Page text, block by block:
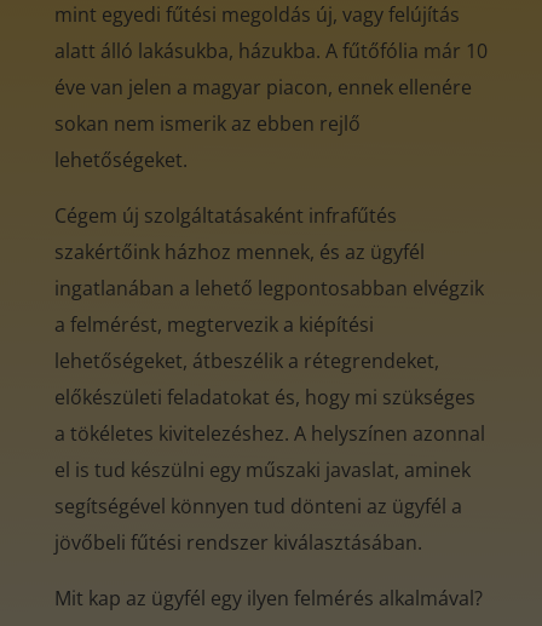
mint egyedi fűtési megoldás új, vagy felújítás
alatt álló lakásukba, házukba. A fűtőfólia már 10
éve van jelen a magyar piacon, ennek ellenére
sokan nem ismerik az ebben rejlő
lehetőségeket.
Cégem új szolgáltatásaként infrafűtés
szakértőink házhoz mennek, és az ügyfél
ingatlanában a lehető legpontosabban elvégzik
a felmérést, megtervezik a kiépítési
lehetőségeket, átbeszélik a rétegrendeket,
előkészületi feladatokat és, hogy mi szükséges
a tökéletes kivitelezéshez. A helyszínen azonnal
el is tud készülni egy műszaki javaslat, aminek
segítségével könnyen tud dönteni az ügyfél a
jövőbeli fűtési rendszer kiválasztásában.
Mit kap az ügyfél egy ilyen felmérés alkalmával?